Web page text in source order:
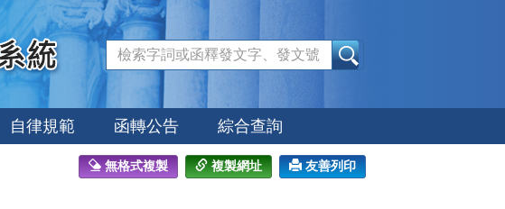
自律規範 函轉公告 綜合查詢
無格式複製 複製網址 友善列印